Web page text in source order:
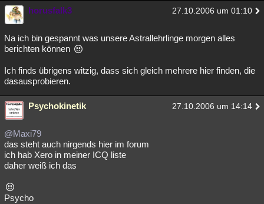
horusfalk3 27.10.2006 um 01:10
Na ich bin gespannt was unsere Astrallehrlinge morgen alles
berichten können
Ich finds übrigens witzig, dass sich gleich mehrere hier finden, die
dasausprobieren.
Psychokinetik 27.10.2006 um 14:14
@Maxi79
das steht auch nirgends hier im forum
ich hab Xero in meiner ICQ liste
daher weiß ich das
Psycho